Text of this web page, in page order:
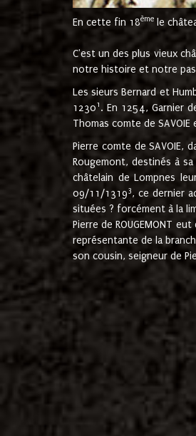
En cette fin 18ème le
C'est un des plus vieux
notre histoire et notre
Les sieurs Bernard et
12301 . En 1254, Garnier
Thomas comte de SAVOIE
Pierre comte de SAVOIE,
Rougemont, destinés à
châtelain de Lompnes
09/11/13193, ce dernier
situées ? forcément à la
Pierre de ROUGEMONT
représentante de la
son cousin, seigneur de